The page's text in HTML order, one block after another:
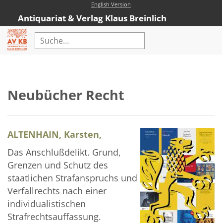
English Version
Antiquariat & Verlag Klaus Breinlich
Antiquariat
Kataloge
Neubücher
AVKB-Edition
AVKB-Edition Downloads
Buchempfehlungen
Neubuchsortiment
Neubücher Recht
ALTENHAIN, Karsten,
Das Anschlußdelikt. Grund,
Grenzen und Schutz des
staatlichen Strafanspruchs und
Verfallrechts nach einer
individualistischen
Strafrechtsauffassung.